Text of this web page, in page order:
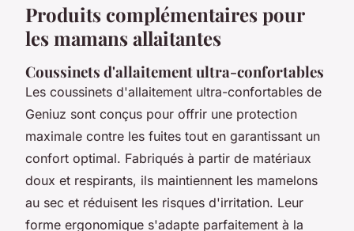
Produits complémentaires pour
les mamans allaitantes
Coussinets d'allaitement ultra-confortables
Les coussinets d'allaitement ultra-confortables de
Geniuz sont conçus pour offrir une protection
maximale contre les fuites tout en garantissant un
confort optimal. Fabriqués à partir de matériaux
doux et respirants, ils maintiennent les mamelons
au sec et réduisent les risques d'irritation. Leur
forme ergonomique s'adapte parfaitement à la